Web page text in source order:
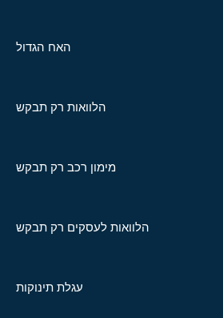
האח הגדול
הלוואות רק תבקש
מימון רכב רק תבקש
הלוואות לעסקים רק תבקש
עגלת תינוקות